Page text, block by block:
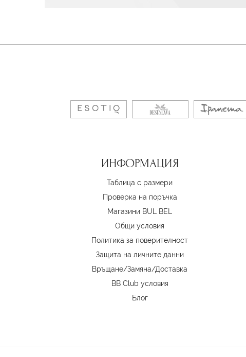
ИНФОРМАЦИЯ
Таблица с размери
Проверка на поръчка
Магазини BUL BEL
Oбщи условия
Политика за поверителност
Защита на личните данни
Връщане/Замяна/Доставка
BB Club условия
Блог